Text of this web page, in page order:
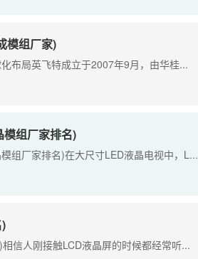
模组厂家)
布局英飞特成立于2007年9月，由华桂...
组厂家排名)
组厂家排名)在大尺寸LED液晶电视中，L...
信人刚接触LCD液晶屏的时候都经常听...